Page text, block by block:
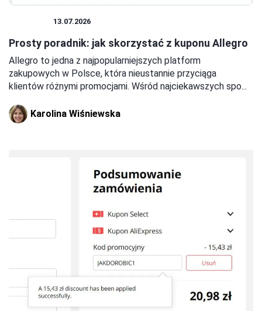
13.07.2026
Prosty poradnik: jak skorzystać z kuponu Allegro
Allegro to jedna z najpopularniejszych platform
zakupowych w Polsce, która nieustannie przyciąga
klientów różnymi promocjami. Wśród najciekawszych spo...
Karolina Wiśniewska